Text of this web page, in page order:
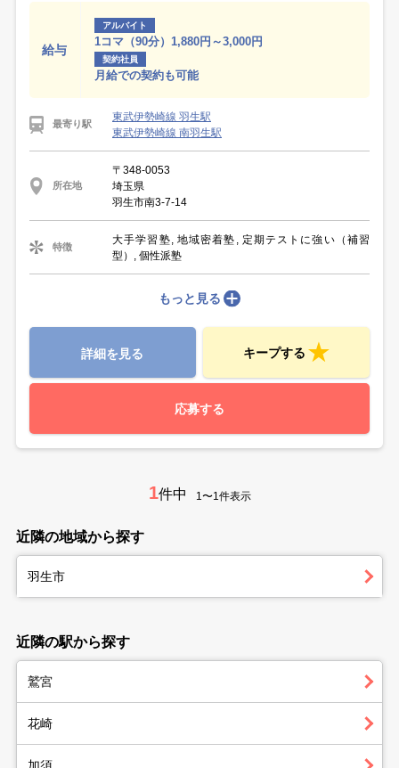
給与
アルバイト
1コマ（90分）1,880円～3,000円
契約社員
月給での契約も可能
最寄り駅
東武伊勢崎線 羽生駅
東武伊勢崎線 南羽生駅
所在地
〒348-0053
埼玉県
羽生市南3-7-14
特徴
大手学習塾, 地域密着塾, 定期テストに強い（補習
型）, 個性派塾
もっと見る
詳細を見る キープする
応募する
1件中 1〜1件表示
近隣の地域から探す
羽生市
近隣の駅から探す
鷲宮
花崎